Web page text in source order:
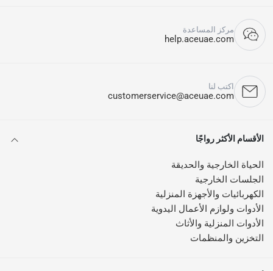
مركز المساعدة
help.aceuae.com
اكتب لنا
customerservice@aceuae.com
الأقسام الأكثر رواجًا
الحياة الخارجية والحديقة
الجلسات الخارجية
الكهربائيات والأجهزة المنزلية
الأدوات ولوازم الأعمال اليدوية
الأدوات المنزلية والأثاث
التخزين والمنظمات